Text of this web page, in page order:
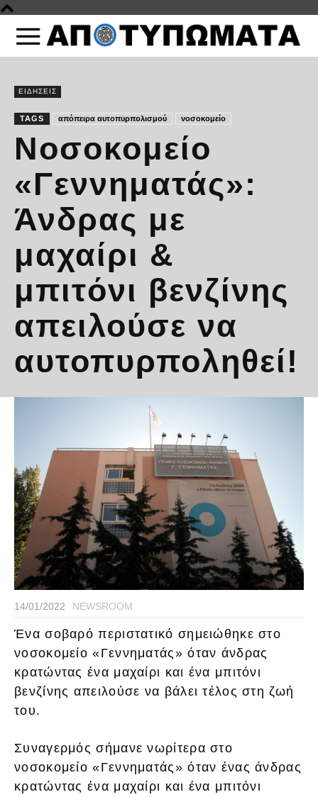
ΕΙΔΗΣΕΙΣ
TAGS απόπειρα αυτοπυρπολισμού νοσοκομείο
Νοσοκομείο
«Γεννηματάς»:
Άνδρας με
μαχαίρι &
μπιτόνι βενζίνης
απειλούσε να
αυτοπυρποληθεί!
14/01/2022 NEWSROOM
Ένα σοβαρό περιστατικό σημειώθηκε στο
νοσοκομείο «Γεννηματάς» όταν άνδρας
κρατώντας ένα μαχαίρι και ένα μπιτόνι
βενζίνης απειλούσε να βάλει τέλος στη ζωή
του.
Συναγερμός σήμανε νωρίτερα στο
νοσοκομείο «Γεννηματάς» όταν ένας άνδρας
κρατώντας ένα μαχαίρι και ένα μπιτόνι